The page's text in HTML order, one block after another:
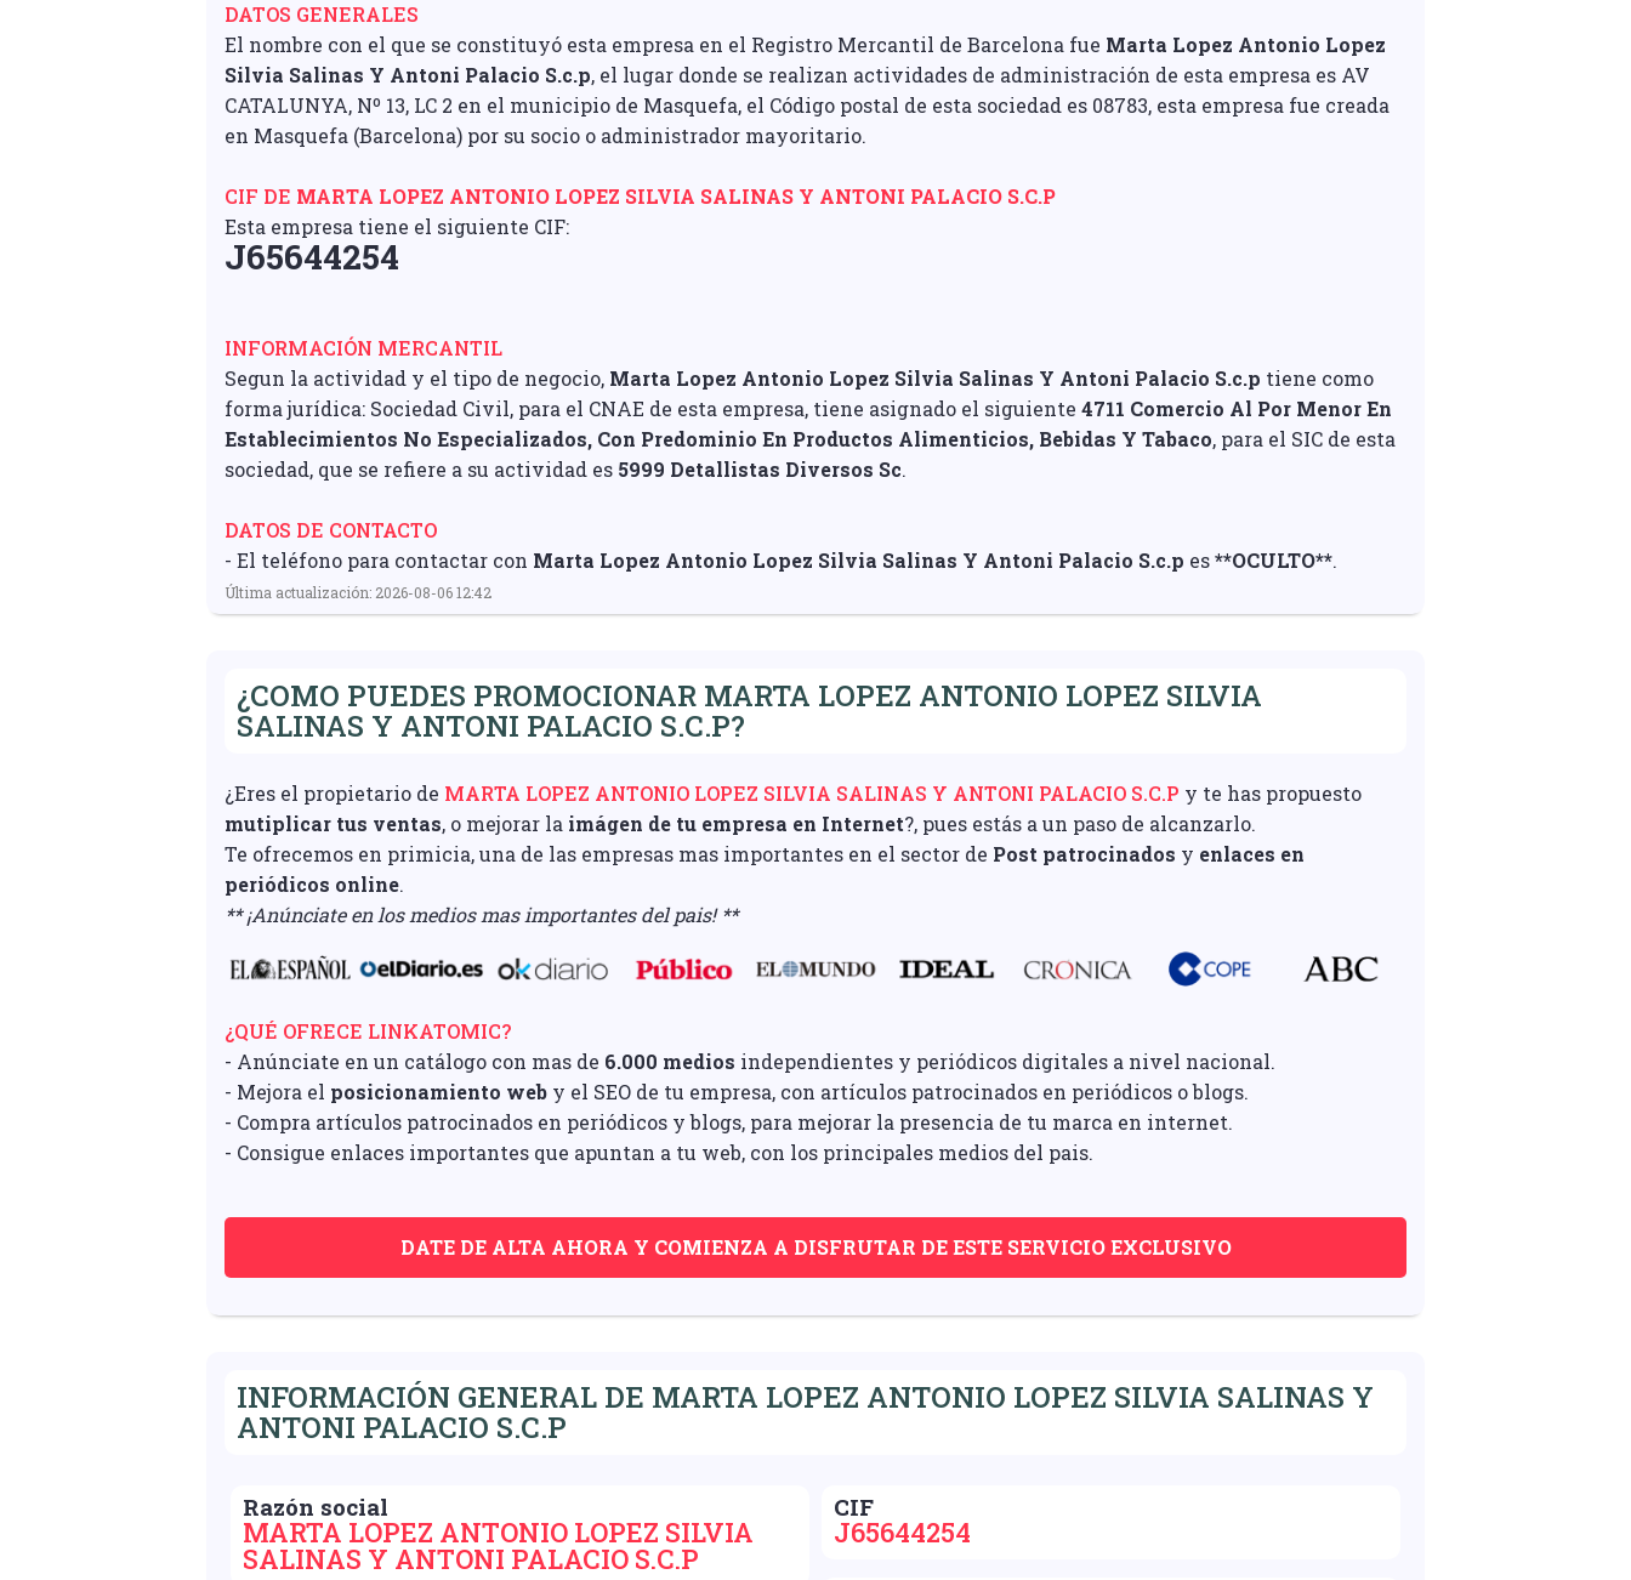
DATOS GENERALES
El nombre con el que se constituyó esta empresa en el Registro Mercantil de Barcelona fue Marta Lopez Antonio Lopez
Silvia Salinas Y Antoni Palacio S.c.p, el lugar donde se realizan actividades de administración de esta empresa es AV
CATALUNYA, Nº 13, LC 2 en el municipio de Masquefa, el Código postal de esta sociedad es 08783, esta empresa fue creada
en Masquefa (Barcelona) por su socio o administrador mayoritario.
CIF DE MARTA LOPEZ ANTONIO LOPEZ SILVIA SALINAS Y ANTONI PALACIO S.C.P
Esta empresa tiene el siguiente CIF:
J65644254
INFORMACIÓN MERCANTIL
Segun la actividad y el tipo de negocio, Marta Lopez Antonio Lopez Silvia Salinas Y Antoni Palacio S.c.p tiene como
forma jurídica: Sociedad Civil, para el CNAE de esta empresa, tiene asignado el siguiente 4711 Comercio Al Por Menor En
Establecimientos No Especializados, Con Predominio En Productos Alimenticios, Bebidas Y Tabaco, para el SIC de esta
sociedad, que se refiere a su actividad es 5999 Detallistas Diversos Sc.
DATOS DE CONTACTO
- El teléfono para contactar con Marta Lopez Antonio Lopez Silvia Salinas Y Antoni Palacio S.c.p es**OCULTO**.
Última actualización: 2026-08-06 12:42
¿COMO PUEDES PROMOCIONAR MARTA LOPEZ ANTONIO LOPEZ SILVIA
SALINAS Y ANTONI PALACIO S.C.P?
¿Eres el propietario de MARTA LOPEZ ANTONIO LOPEZ SILVIA SALINAS Y ANTONI PALACIO S.C.P y te has propuesto
mutiplicar tus ventas, o mejorar la imágen de tu empresa en Internet?, pues estás a un paso de alcanzarlo.
Te ofrecemos en primicia, una de las empresas mas importantes en el sector de Post patrocinados y enlaces en
periódicos online.
** ¡Anúnciate en los medios mas importantes del pais! **
¿QUÉ OFRECE LINKATOMIC?
- Anúnciate en un catálogo con mas de 6.000 medios independientes y periódicos digitales a nivel nacional.
- Mejora el posicionamiento web y el SEO de tu empresa, con artículos patrocinados en periódicos o blogs.
- Compra artículos patrocinados en periódicos y blogs, para mejorar la presencia de tu marca en internet.
- Consigue enlaces importantes que apuntan a tu web, con los principales medios del pais.
DATE DE ALTA AHORA Y COMIENZA A DISFRUTAR DE ESTE SERVICIO EXCLUSIVO
INFORMACIÓN GENERAL DE MARTA LOPEZ ANTONIO LOPEZ SILVIA SALINAS Y
ANTONI PALACIO S.C.P
Razón social
MARTA LOPEZ ANTONIO LOPEZ SILVIA
SALINAS Y ANTONI PALACIO S.C.P
CIF
J65644254